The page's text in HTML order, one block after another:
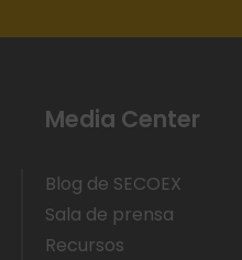
Media Center
Blog de SECOEX
Sala de prensa
Recursos